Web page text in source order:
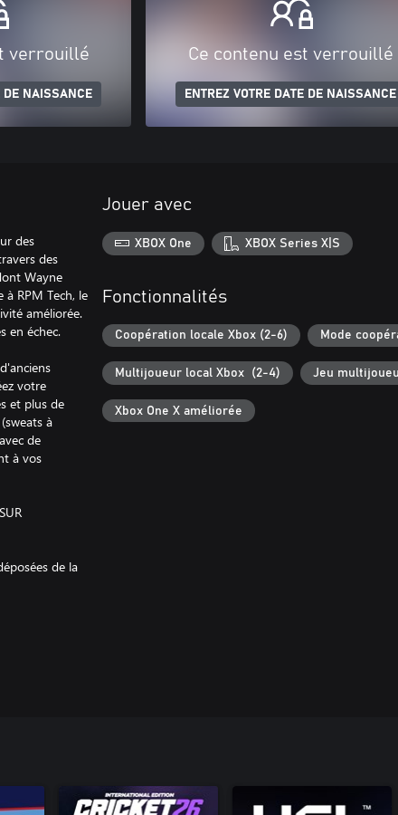
verrouillé
DE NAISSANCE
Ce contenu est verrouillé
ENTREZ VOTRE DATE DE NAISSANCE
des
des
Wayne
RPM Tech, le
améliorée.
en échec.
votre
et plus de
à
de
à vos
de la
de la
Jouer avec
XBOX One XBOX Series X|S
Fonctionnalités
Coopération locale Xbox (2-6) Mode
Multijoueur local Xbox (2-4) Jeu
Xbox One X améliorée